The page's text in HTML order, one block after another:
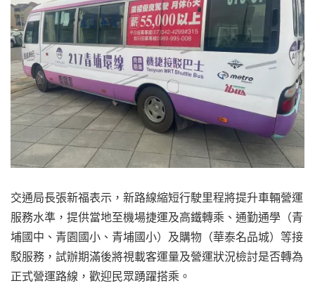
交通局長張新福表示，新路線縮短行駛里程將提升車輛營運
服務水準，提供當地至機場捷運及高鐵轉乘、通勤通學（青
埔國中、青園國小、青埔國小）及購物（華泰名品城）等接
駁服務，試辦期滿後將視載客運量及營運狀況檢討是否轉為
正式營運路線，歡迎民眾踴躍搭乘。